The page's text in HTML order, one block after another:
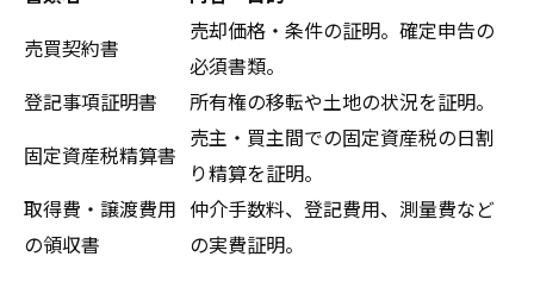
売買契約書
売却価格・条件の証明。確定申告の
必須書類。
登記事項証明書
所有権の移転や土地の状況を証明。
固定資産税精算書
売主・買主間での固定資産税の日割
り精算を証明。
取得費・譲渡費用
の領収書
仲介手数料、登記費用、測量費など
の実費証明。